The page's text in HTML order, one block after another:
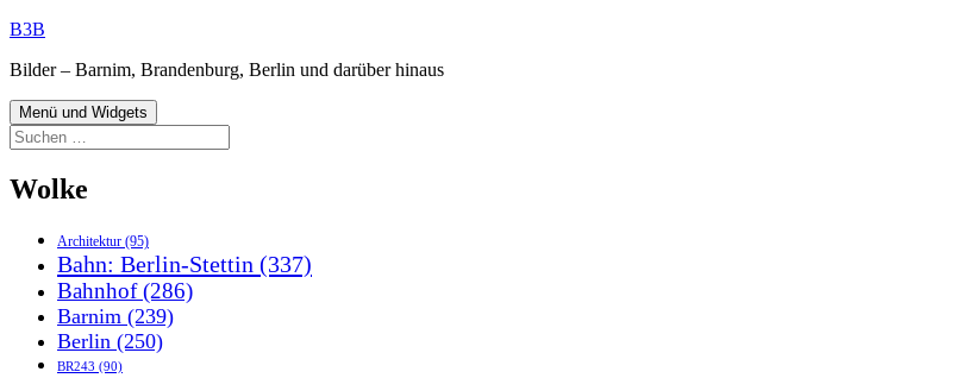
Zum
springen
B3B
Bilder – Barnim, Brandenburg, Berlin und darüber hinaus
Menü und Widgets
Suchen
nach:
Wolke
Architektur (95)
Bahn: Berlin-Stettin (337)
Bahnhof(286)
Barnim (239)
Berlin (250)
BR243 (90)